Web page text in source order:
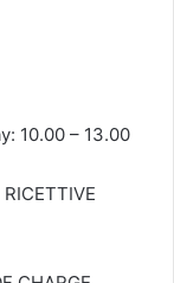
10.00 – 13.00